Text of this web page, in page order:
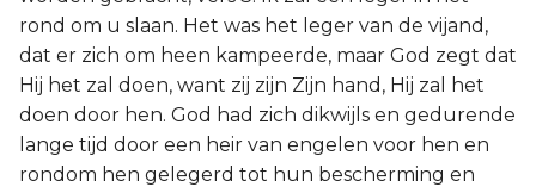
rond om u slaan. Het was het leger van de vijand,
dat er zich om heen kampeerde, maar God zegt dat
Hij het zal doen, want zij zijn Zijn hand, Hij zal het
doen door hen. God had zich dikwijls en gedurende
lange tijd door een heir van engelen voor hen en
rondom hen gelegerd tot hun bescherming en